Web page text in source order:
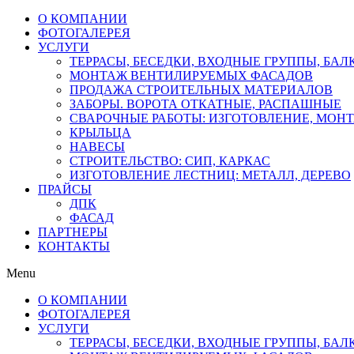
О КОМПАНИИ
ФОТОГАЛЕРЕЯ
УСЛУГИ
ТЕРРАСЫ, БЕСЕДКИ, ВХОДНЫЕ ГРУППЫ,
МОНТАЖ ВЕНТИЛИРУЕМЫХ ФАСАДОВ
ПРОДАЖА СТРОИТЕЛЬНЫХ МАТЕРИАЛОВ
ЗАБОРЫ. ВОРОТА ОТКАТНЫЕ, РАСПАШНЫЕ
СВАРОЧНЫЕ РАБОТЫ: ИЗГОТОВЛЕНИЕ,
КРЫЛЬЦА
НАВЕСЫ
СТРОИТЕЛЬСТВО: СИП, КАРКАС
ИЗГОТОВЛЕНИЕ ЛЕСТНИЦ: МЕТАЛЛ, ДЕРЕВО
ПРАЙСЫ
ДПК
ФАСАД
ПАРТНЕРЫ
КОНТАКТЫ
Menu
О КОМПАНИИ
ФОТОГАЛЕРЕЯ
УСЛУГИ
ТЕРРАСЫ, БЕСЕДКИ, ВХОДНЫЕ ГРУППЫ,